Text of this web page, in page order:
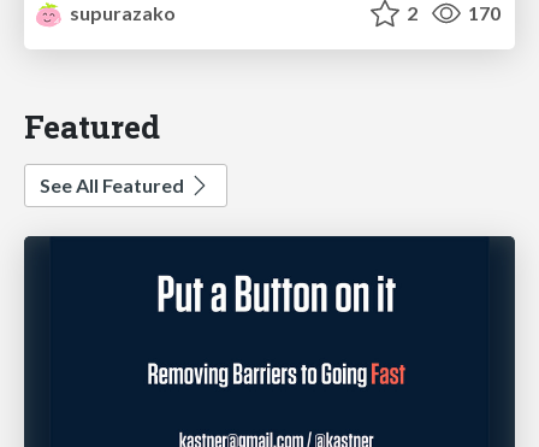
supurazako
2 170
Featured
See All Featured